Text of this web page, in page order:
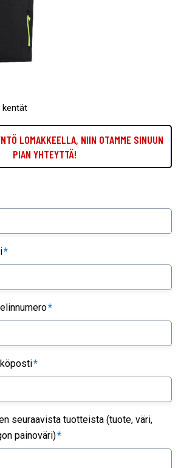
kentät
LOMAKKEELLA, NIIN OTAMME SINUUN
PIAN YHTEYTTÄ!
*
*
*
seuraavista tuotteista (tuote, väri,
painoväri)*